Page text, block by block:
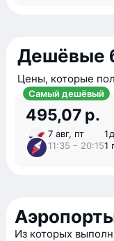
Дешёвые
Цены, которые
Самый дешёвый
495,07 р.
7 авг, пт
11:35 – 20:15
1
1
Из которых